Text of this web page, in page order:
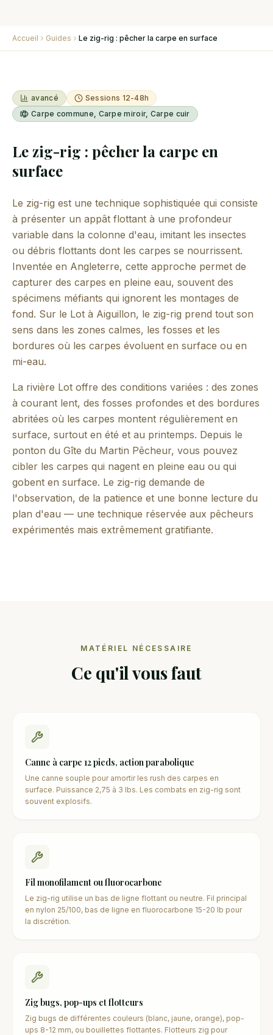
Accueil Guides Le zig-rig : pêcher la carpe en surface
avancé
Sessions 12-48h
Carpe commune, Carpe miroir, Carpe cuir
Le zig-rig : pêcher la carpe en
surface
Le zig-rig est une technique sophistiquée qui consiste
à présenter un appât flottant à une profondeur
variable dans la colonne d'eau, imitant les insectes
ou débris flottants dont les carpes se nourrissent.
Inventée en Angleterre, cette approche permet de
capturer des carpes en pleine eau, souvent des
spécimens méfiants qui ignorent les montages de
fond. Sur le Lot à Aiguillon, le zig-rig prend tout son
sens dans les zones calmes, les fosses et les
bordures où les carpes évoluent en surface ou en
mi-eau.
La rivière Lot offre des conditions variées : des zones
à courant lent, des fosses profondes et des bordures
abritées où les carpes montent régulièrement en
surface, surtout en été et au printemps. Depuis le
ponton du Gîte du Martin Pêcheur, vous pouvez
cibler les carpes qui nagent en pleine eau ou qui
gobent en surface. Le zig-rig demande de
l'observation, de la patience et une bonne lecture du
plan d'eau — une technique réservée aux pêcheurs
expérimentés mais extrêmement gratifiante.
MATÉRIEL NÉCESSAIRE
Ce qu'il vous faut
Canne à carpe 12 pieds, action parabolique
Une canne souple pour amortir les rush des carpes en
surface. Puissance 2,75 à 3 lbs. Les combats en zig-rig sont
souvent explosifs.
Fil monofilament ou fluorocarbone
Le zig-rig utilise un bas de ligne flottant ou neutre. Fil principal
en nylon 25/100, bas de ligne en fluorocarbone 15-20 lb pour
la discrétion.
Zig bugs, pop-ups et flotteurs
Zig bugs de différentes couleurs (blanc, jaune, orange), pop-
ups 8-12 mm, ou bouillettes flottantes. Flotteurs zig pour